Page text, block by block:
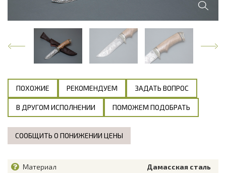
ПОХОЖИЕ РЕКОМЕНДУЕМ ЗАДАТЬ ВОПРОС
В ДРУГОМ ИСПОЛНЕНИИ ПОМОЖЕМ ПОДОБРАТЬ
СООБЩИТЬ О ПОНИЖЕНИИ ЦЕНЫ
Материал Дамасская сталь